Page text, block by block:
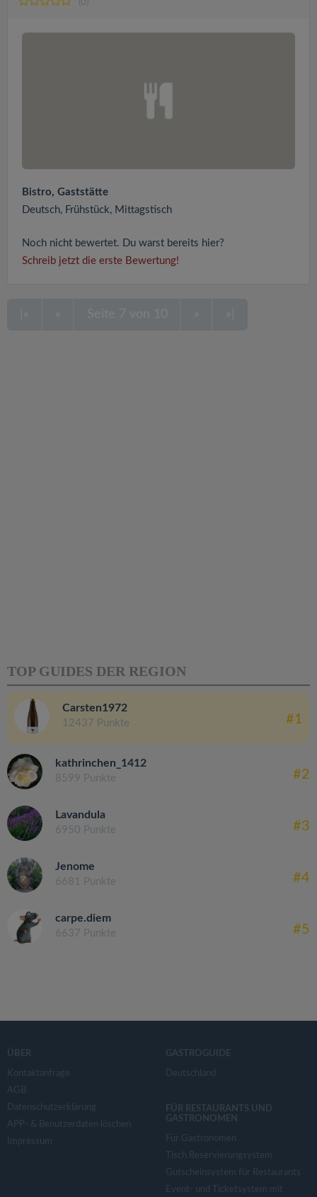
(0)
Bistro, Gaststätte
Deutsch, Frühstück, Mittagstisch
Noch nicht bewertet. Du warst bereits hier?
Schreib jetzt die erste Bewertung!
TOP GUIDES DER REGION
Carsten1972
12437 Punkte #1
kathrinchen_1412
8599 Punkte #2
Lavandula
6950 Punkte #3
Jenome
6681 Punkte #4
carpe.diem
6637 Punkte #5
ÜBER
Kontaktanfrage
AGB
Datenschutzerklärung
APP- & Benutzerdaten löschen
Impressum
GASTROGUIDE
Deutschland
FÜR RESTAURANTS UND
GASTRONOMEN
Für Gastronomen
Tisch Reservierungsystem
Gutscheinsystem für Restaurants
Event- und Ticketsystem mit